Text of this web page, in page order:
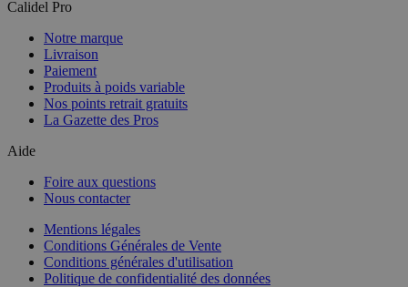
Calidel Pro
Notre marque
Livraison
Paiement
Produits à poids variable
Nos points retrait gratuits
La Gazette des Pros
Aide
Foire aux questions
Nous contacter
Mentions légales
Conditions Générales de Vente
Conditions générales d'utilisation
Politique de confidentialité des données